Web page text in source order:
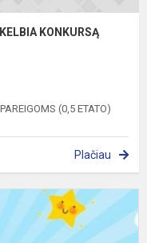
KONKURSĄ
(0,5 ETATO)
Plačiau